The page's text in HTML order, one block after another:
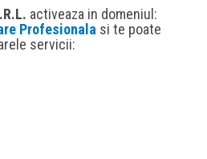
activeaza in domeniul:
Profesionala si te poate
servicii: